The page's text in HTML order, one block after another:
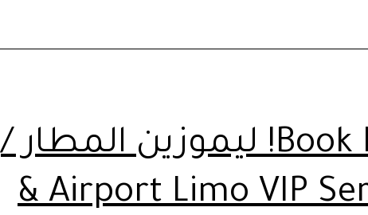
Book Now! ليموزين المطار /
Airport Limo VIP Service &